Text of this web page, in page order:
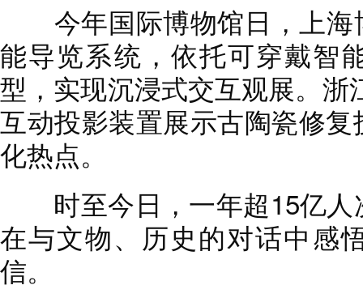
今年国际博物馆日，上海
能导览系统，依托可穿戴智
型，实现沉浸式交互观展。
互动投影装置展示古陶瓷修
化热点。
时至今日，一年超15亿人
在与文物、历史的对话中感
信。